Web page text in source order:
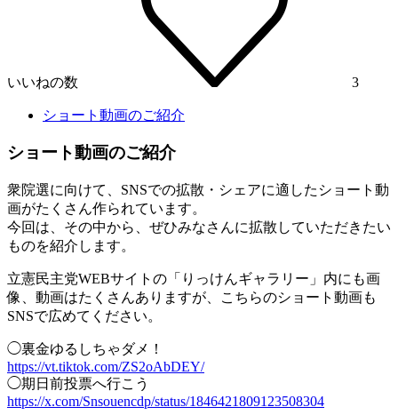
いいねの数 3
ショート動画のご紹介
ショート動画のご紹介
衆院選に向けて、SNSでの拡散・シェアに適したショート動
画がたくさん作られています。
今回は、その中から、ぜひみなさんに拡散していただきたい
ものを紹介します。
立憲民主党WEBサイトの「りっけんギャラリー」内にも画
像、動画はたくさんありますが、こちらのショート動画も
SNSで広めてください。
◯裏金ゆるしちゃダメ！
https://vt.tiktok.com/ZS2oAbDEY/
◯期日前投票へ行こう
https://x.com/Snsouencdp/status/1846421809123508304